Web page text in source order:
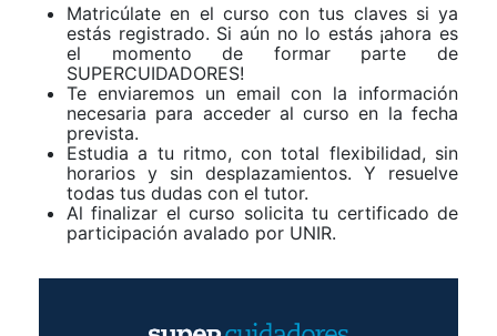
Matricúlate en el curso con tus claves si ya
estás registrado. Si aún no lo estás ¡ahora es
el momento de formar parte de
SUPERCUIDADORES!
Te enviaremos un email con la información
necesaria para acceder al curso en la fecha
prevista.
Estudia a tu ritmo, con total flexibilidad, sin
horarios y sin desplazamientos. Y resuelve
todas tus dudas con el tutor.
Al finalizar el curso solicita tu certificado de
participación avalado por UNIR.